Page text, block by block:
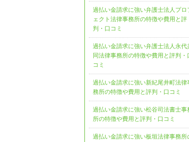
過払い金請求に強い弁護士法人プロ
ェクト法律事務所の特徴や費用と評
判・口コミ
過払い金請求に強い弁護士法人永代
同法律事務所の特徴や費用と評判・
コミ
過払い金請求に強い新紀尾井町法律
務所の特徴や費用と評判・口コミ
過払い金請求に強い松谷司法書士事
所の特徴や費用と評判・口コミ
過払い金請求に強い板垣法律事務所